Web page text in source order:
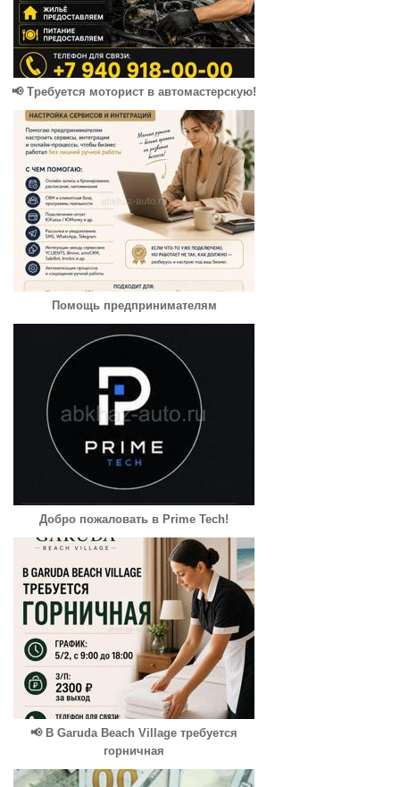
📢 Требуется моторист в автомастерскую!
Помощь предпринимателям
Добро пожаловать в Prime Tech!
📢 В Garuda Beach Village требуется
горничная